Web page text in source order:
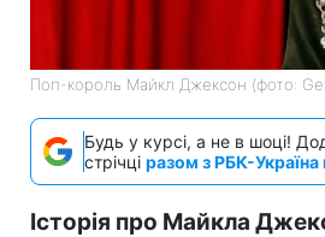
Поп-король Майкл Джексон (фото:
Будь у курсі, а не в шоці!
стрічці разом з РБК-Україна
Історія про Майкла